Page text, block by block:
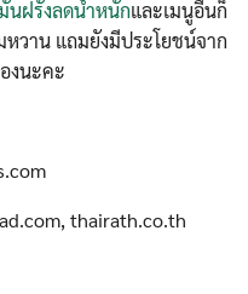
นฝรั่งลดน้ำหนักและเมนูอื่นก็
หวาน แถมยังมีประโยชน์จาก
งนะคะ
thairath.co.th